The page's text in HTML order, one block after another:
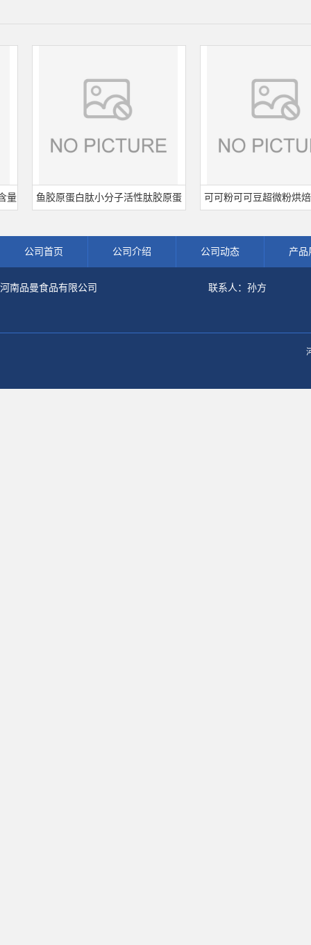
鱼胶原蛋白肽小分子活性肽胶原蛋 可可粉可可豆超微粉烘焙食
公司首页 公司介绍 公司动态 产品
河南品曼食品有限公司 联系人：孙方